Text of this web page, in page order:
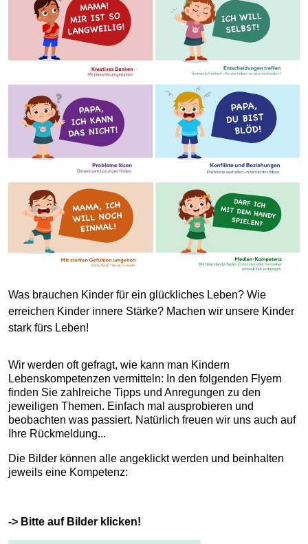
Was brauchen Kinder für ein glückliches Leben? Wie
erreichen Kinder innere Stärke? Machen wir unsere Kinder
stark fürs Leben!
Wir werden oft gefragt, wie kann man Kindern
Lebenskompetenzen vermitteln: In den folgenden Flyern
finden Sie zahlreiche Tipps und Anregungen zu den
jeweiligen Themen. Einfach mal ausprobieren und
beobachten was passiert. Natürlich freuen wir uns auch auf
Ihre Rückmeldung...
Die Bilder können alle angeklickt werden und beinhalten
jeweils eine Kompetenz:
-> Bitte auf Bilder klicken!